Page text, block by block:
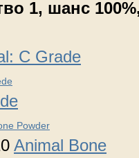
1, шанс
C Grade
Powder
Animal Bone